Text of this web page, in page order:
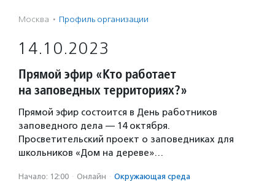
Москва · Профиль организации
14.10.2023
Прямой эфир «Кто работает
на заповедных территориях?»
Прямой эфир состоится в День работников
заповедного дела — 14 октября.
Просветительский проект о заповедниках для
школьников «Дом на дереве»…
Начало: 12:00 · Онлайн · Окружающая среда